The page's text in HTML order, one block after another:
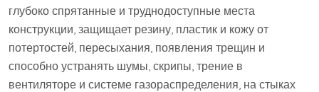
глубоко спрятанные и труднодоступные места
конструкции, защищает резину, пластик и кожу от
потертостей, пересыхания, появления трещин и
способно устранять шумы, скрипы, трение в
вентиляторе и системе газораспределения, на стыках